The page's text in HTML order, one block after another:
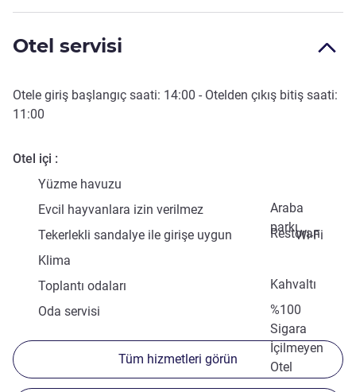
Otel servisi
Otele giriş başlangıç saati: 14:00 - Otelden çıkış bitiş saati:
11:00
Otel içi
Yüzme havuzu
Araba
parkı
Evcil hayvanlara izin verilmez
Restoran
Tekerlekli sandalye ile girişe uygun
Wi-Fi
Klima
Kahvaltı
Toplantı odaları
%100
Sigara
İçilmeyen
Otel
Oda servisi
Tüm hizmetleri görün